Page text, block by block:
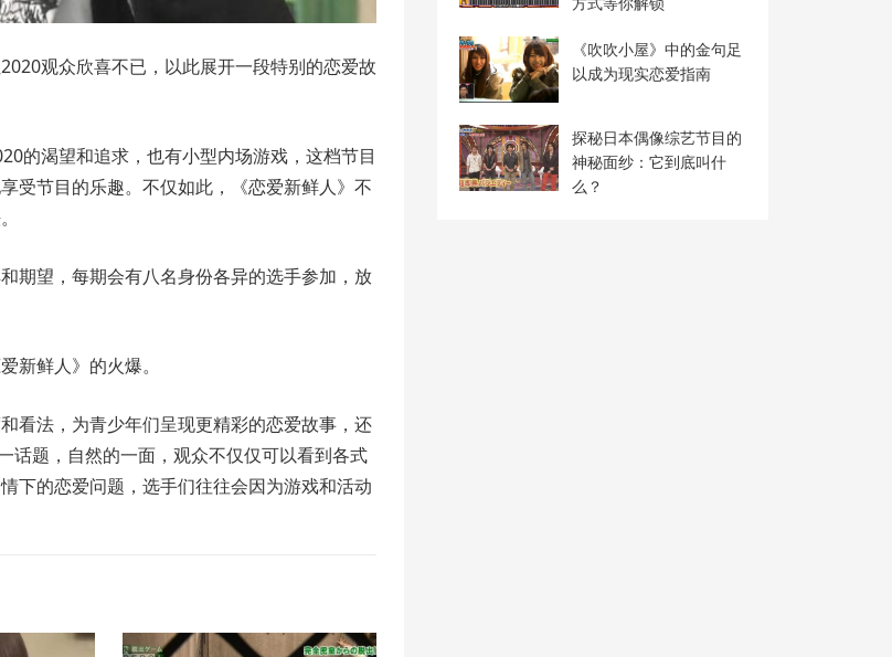
观众欣喜不已，以此展开一段特别的恋爱故
的渴望和追求，也有小型内场游戏，这档节目
受节目的乐趣。不仅如此，《恋爱新鲜人》不
期望，每期会有八名身份各异的选手参加，放
新鲜人》的火爆。
看法，为青少年们呈现更精彩的恋爱故事，还
话题，自然的一面，观众不仅仅可以看到各式
下的恋爱问题，选手们往往会因为游戏和活动
《吹吹小屋》中的金句足
以成为现实恋爱指南
探秘日本偶像综艺节目的
神秘面纱：它到底叫什
么？